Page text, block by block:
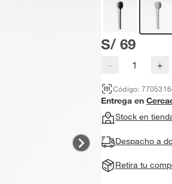
S/ 69
− +
Código:
Entrega en
Stock en
Despacho a
Retira tu